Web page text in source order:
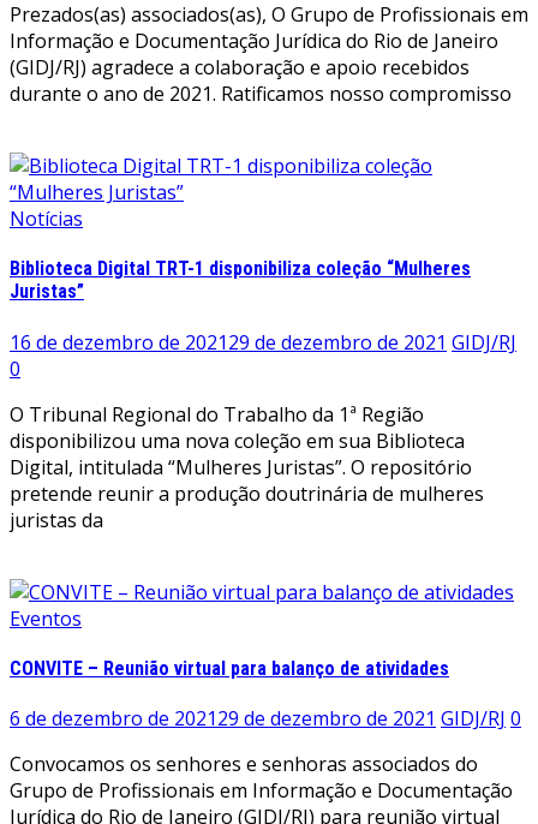
Prezados(as) associados(as), O Grupo de Profissionais em
Informação e Documentação Jurídica do Rio de Janeiro
(GIDJ/RJ) agradece a colaboração e apoio recebidos
durante o ano de 2021. Ratificamos nosso compromisso
Notícias
Biblioteca Digital TRT-1 disponibiliza coleção “Mulheres
Juristas”
16 de dezembro de 202129 de dezembro de 2021 GIDJ/RJ
0
O Tribunal Regional do Trabalho da 1ª Região
disponibilizou uma nova coleção em sua Biblioteca
Digital, intitulada “Mulheres Juristas”. O repositório
pretende reunir a produção doutrinária de mulheres
juristas da
Eventos
CONVITE – Reunião virtual para balanço de atividades
6 de dezembro de 202129 de dezembro de 2021 GIDJ/RJ 0
Convocamos os senhores e senhoras associados do
Grupo de Profissionais em Informação e Documentação
Jurídica do Rio de Janeiro (GIDJ/RJ) para reunião virtual